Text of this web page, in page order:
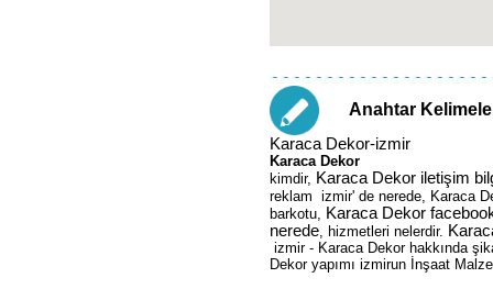
Anahtar
Karaca Dekor-izmir
Karaca Dekor
kimdir, Karaca Dekor iletişim
reklam izmir' de nerede, Karaca
barkotu, Karaca Dekor
nerede, hizmetleri nelerdir.
izmir - Karaca Dekor hakkında
Dekor yapımı izmirun İnşaat